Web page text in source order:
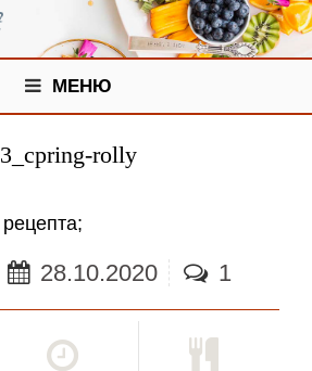
МЕНЮ
3_cpring-rolly
;
28.10.2020 1